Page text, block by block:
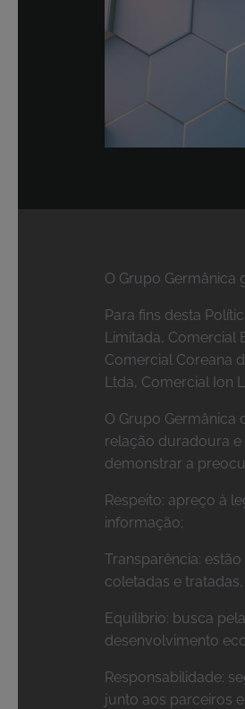
O Grupo Germânica
Para fins desta
Limitada, Comercial
Comercial Coreana
Ltda, Comercial Ion
O Grupo
relação duradoura e
demonstrar a
Respeito: apreço à
informação;
Transparência:
coletadas e
Equilíbrio: busca
desenvolvimento
Responsabilidade:
junto aos parceiros